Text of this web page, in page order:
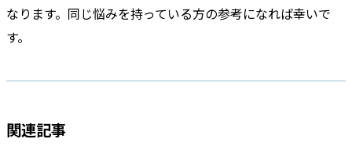
なります。同じ悩みを持っている方の参考になれば幸いで
す。
関連記事